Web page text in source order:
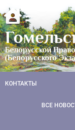
Белорусской
(Белорусского
КОНТАКТЫ
ВСЕ